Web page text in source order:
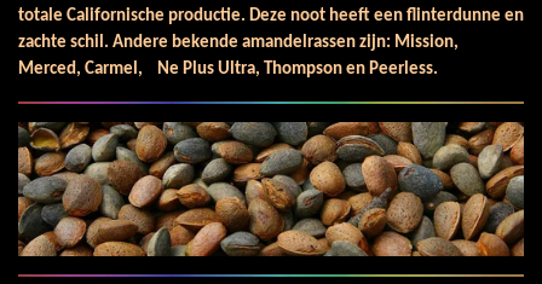
totale Californische productie. Deze noot heeft een flinterdunne en
zachte schil. Andere bekende amandelrassen zijn: Mission,
Merced, Carmel, Ne Plus Ultra, Thompson en Peerless.